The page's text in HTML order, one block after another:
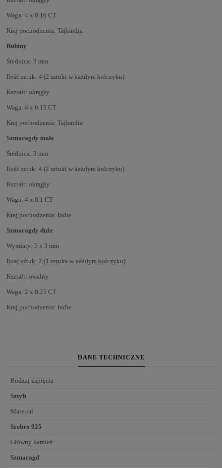
Waga: 4 x 0.16 CT
Kraj pochodzenia: Tajlandia
Rubiny
Średnica: 3 mm
Ilość sztuk: 4 (2 sztuki w każdym kolczyku)
Kształt: okrągły
Waga: 4 x 0.15 CT
Kraj pochodzenia: Tajlandia
Szmaragdy małe
Średnica: 3 mm
Ilość sztuk: 4 (2 sztuki w każdym kolczyku)
Kształt: okrągły
Waga: 4 x 0.1 CT
Kraj pochodzenia: Indie
Szmaragdy duże
Wymiary: 5 x 3 mm
Ilość sztuk: 2 (1 sztuka w każdym kolczyku)
Kształt: owalny
Waga: 2 x 0.25 CT
Kraj pochodzenia: Indie
DANE TECHNICZNE
Rodzaj zapięcia
Sztyft
Materiał
Srebro 925
Główny kamień
Szmaragd